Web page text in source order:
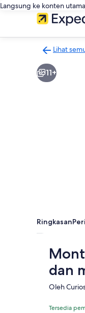
Langsung ke konten utama
Lihat
ke
halaman
11+
Ringkasan
dan
Oleh
Tersedia